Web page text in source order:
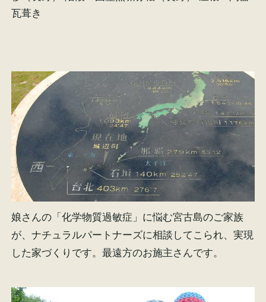
瓦葺き
娘さんの「化学物質過敏症」に悩む宮古島のご家族
が、ナチュラルパートナーズに相談してこられ、実現
した家づくりです。最遠方のお施主さんです。